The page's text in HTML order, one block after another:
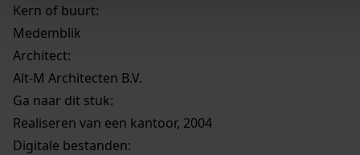
Kern of buurt:
Medemblik
Architect:
Alt-M Architecten B.V.
Ga naar dit stuk:
Realiseren van een kantoor, 2004
Digitale bestanden: